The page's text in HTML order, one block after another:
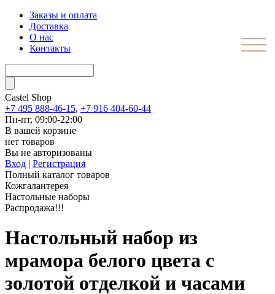
Заказы и оплата
Доставка
О нас
Контакты
Castel Shop
+7 495 888-46-15, +7 916 404-60-44
Пн-пт, 09:00-22:00
В вашей корзине
нет товаров
Вы не авторизованы
Вход | Регистрация
Полный каталог товаров
Кожгалантерея
Настольные наборы
Распродажа!!!
Настольный набор из
мрамора белого цвета с
золотой отделкой и часами